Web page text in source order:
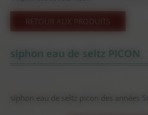
siphon eau de seltz PICON
siphon eau de seltz picon des années 50